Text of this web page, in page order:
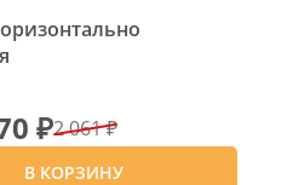
₽2 061 ₽
В КОРЗИНУ